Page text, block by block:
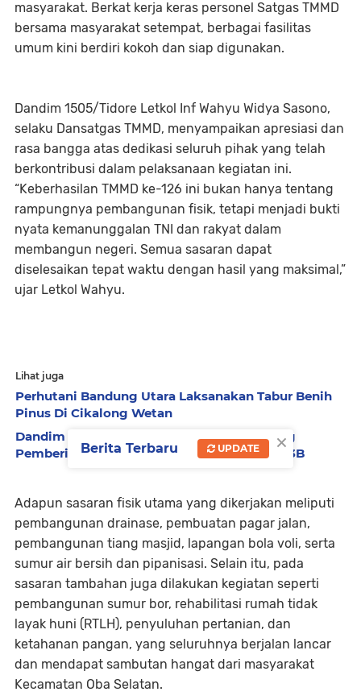
masyarakat. Berkat kerja keras personel Satgas TMMD
bersama masyarakat setempat, berbagai fasilitas
umum kini berdiri kokoh dan siap digunakan.
Dandim 1505/Tidore Letkol Inf Wahyu Widya Sasono,
selaku Dansatgas TMMD, menyampaikan apresiasi dan
rasa bangga atas dedikasi seluruh pihak yang telah
berkontribusi dalam pelaksanaan kegiatan ini.
“Keberhasilan TMMD ke-126 ini bukan hanya tentang
rampungnya pembangunan fisik, tetapi menjadi bukti
nyata kemanunggalan TNI dan rakyat dalam
membangun negeri. Semua sasaran dapat
diselesaikan tepat waktu dengan hasil yang maksimal,”
ujar Letkol Wahyu.
Lihat juga
Perhutani Bandung Utara Laksanakan Tabur Benih
Pinus Di Cikalong Wetan
Dandim 1710/Mimika Hadiri Acara Launching
Pemberian MBG Kepada Penerima Manfaat 3B
Adapun sasaran fisik utama yang dikerjakan meliputi
pembangunan drainase, pembuatan pagar jalan,
pembangunan tiang masjid, lapangan bola voli, serta
sumur air bersih dan pipanisasi. Selain itu, pada
sasaran tambahan juga dilakukan kegiatan seperti
pembangunan sumur bor, rehabilitasi rumah tidak
layak huni (RTLH), penyuluhan pertanian, dan
ketahanan pangan, yang seluruhnya berjalan lancar
dan mendapat sambutan hangat dari masyarakat
Kecamatan Oba Selatan.
×
Berita Terbaru UPDATE